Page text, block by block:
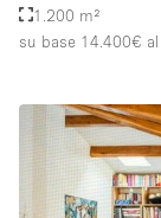
Terrazza
Altro
1.200 m²
su base 14.400€